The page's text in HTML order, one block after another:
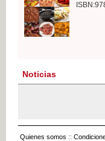
Noticias
Quienes somos ::